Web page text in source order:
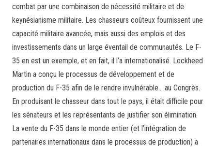
combat par une combinaison de nécessité militaire et de
keynésianisme militaire. Les chasseurs coûteux fournissent une
capacité militaire avancée, mais aussi des emplois et des
investissements dans un large éventail de communautés. Le F-
35 en est un exemple, et en fait, il l’a internationalisé. Lockheed
Martin a conçu le processus de développement et de
production du F-35 afin de le rendre invulnérable… au Congrès.
En produisant le chasseur dans tout le pays, il était difficile pour
les sénateurs et les représentants de justifier son élimination.
La vente du F-35 dans le monde entier (et l’intégration de
partenaires internationaux dans le processus de production) a